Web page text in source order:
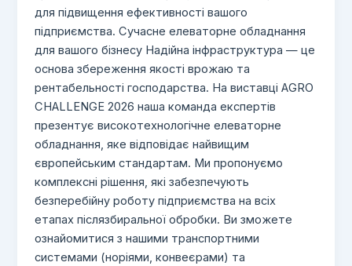
для підвищення ефективності вашого
підприємства. Сучасне елеваторне обладнання
для вашого бізнесу Надійна інфраструктура — це
основа збереження якості врожаю та
рентабельності господарства. На виставці AGRO
CHALLENGE 2026 наша команда експертів
презентує високотехнологічне елеваторне
обладнання, яке відповідає найвищим
європейським стандартам. Ми пропонуємо
комплексні рішення, які забезпечують
безперебійну роботу підприємства на всіх
етапах післязбиральної обробки. Ви зможете
ознайомитися з нашими транспортними
системами (норіями, конвеєрами) та